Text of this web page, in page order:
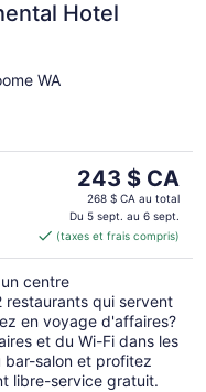
Hotel
WA
Le
prix
est
de 243 $ CA
par
243 $ CA
268 $ CA au total
Du 5 sept. au 6 sept.
(taxes et frais compris)
centre
restaurants qui servent
en voyage d'affaires?
et du Wi-Fi dans les
bar-salon et profitez
libre-service gratuit.